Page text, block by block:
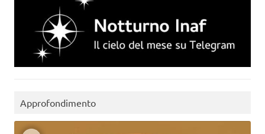
Approfondimento